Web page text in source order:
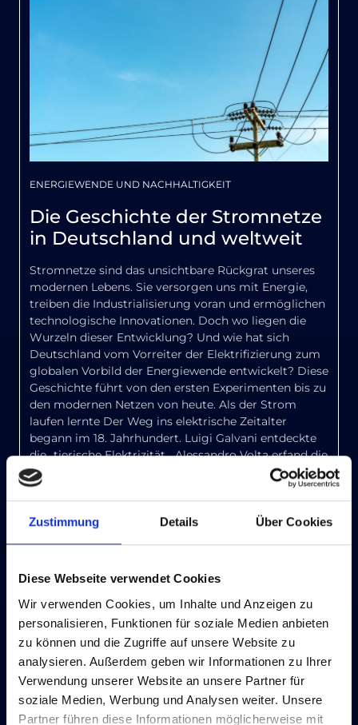
Wir verwenden Cookies, um Inhalte und Anzeigen zu
personalisieren, Funktionen für soziale Medien anbieten
zu können und die Zugriffe auf unsere Website zu
analysieren. Außerdem geben wir Informationen zu Ihrer
Verwendung unserer Website an unsere Partner für
soziale Medien, Werbung und Analysen weiter. Unsere
haben oder die sie im Rahmen Ihrer Nutzung der Dienste
gesammelt haben.
Einwilligungsauswahl
Präferenzen
Statistiken
Marketing
Auswahl erlauben
Ablehnen
ENERGIEWENDE UND NACHHALTIGKEIT
Die Geschichte der Stromnetze
in Deutschland und weltweit
Stromnetze sind das unsichtbare Rückgrat unseres
modernen Lebens. Sie versorgen uns mit Energie,
treiben die Industrialisierung voran und ermöglichen
technologische Innovationen. Doch wo liegen die
Wurzeln dieser Entwicklung? Und wie hat sich
Deutschland vom Vorreiter der Elektrifizierung zum
globalen Vorbild der Energiewende entwickelt? Diese
Geschichte führt von den ersten Experimenten bis zu
den modernen Netzen von heute. Als der Strom
laufen lernte Der Weg ins elektrische Zeitalter
begann im 18. Jahrhundert. Luigi Galvani entdeckte
die „tierische Elektrizität„, Alessandro Volta erfand die
erste Batterie – die Voltasche Säule. Dann kam
Michael Faraday: Seine Experimente zeigten, wie man
mit Magneten Strom erzeugen…
21. AUGUST 2025